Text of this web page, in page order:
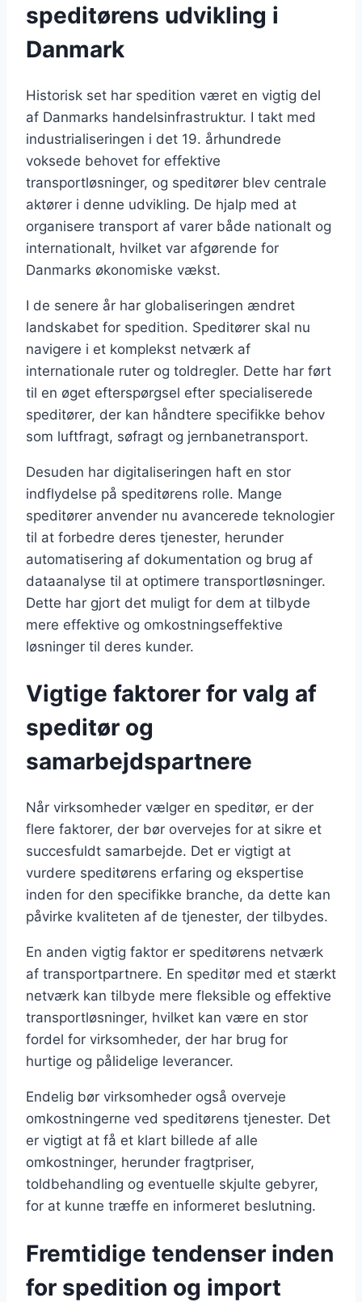
speditørens udvikling i
Danmark
Historisk set har spedition været en vigtig del
af Danmarks handelsinfrastruktur. I takt med
industrialiseringen i det 19. århundrede
voksede behovet for effektive
transportløsninger, og speditører blev centrale
aktører i denne udvikling. De hjalp med at
organisere transport af varer både nationalt og
internationalt, hvilket var afgørende for
Danmarks økonomiske vækst.
I de senere år har globaliseringen ændret
landskabet for spedition. Speditører skal nu
navigere i et komplekst netværk af
internationale ruter og toldregler. Dette har ført
til en øget efterspørgsel efter specialiserede
speditører, der kan håndtere specifikke behov
som luftfragt, søfragt og jernbanetransport.
Desuden har digitaliseringen haft en stor
indflydelse på speditørens rolle. Mange
speditører anvender nu avancerede teknologier
til at forbedre deres tjenester, herunder
automatisering af dokumentation og brug af
dataanalyse til at optimere transportløsninger.
Dette har gjort det muligt for dem at tilbyde
mere effektive og omkostningseffektive
løsninger til deres kunder.
Vigtige faktorer for valg af
speditør og
samarbejdspartnere
Når virksomheder vælger en speditør, er der
flere faktorer, der bør overvejes for at sikre et
succesfuldt samarbejde. Det er vigtigt at
vurdere speditørens erfaring og ekspertise
inden for den specifikke branche, da dette kan
påvirke kvaliteten af de tjenester, der tilbydes.
En anden vigtig faktor er speditørens netværk
af transportpartnere. En speditør med et stærkt
netværk kan tilbyde mere fleksible og effektive
transportløsninger, hvilket kan være en stor
fordel for virksomheder, der har brug for
hurtige og pålidelige leverancer.
Endelig bør virksomheder også overveje
omkostningerne ved speditørens tjenester. Det
er vigtigt at få et klart billede af alle
omkostninger, herunder fragtpriser,
toldbehandling og eventuelle skjulte gebyrer,
for at kunne træffe en informeret beslutning.
Fremtidige tendenser inden
for spedition og import